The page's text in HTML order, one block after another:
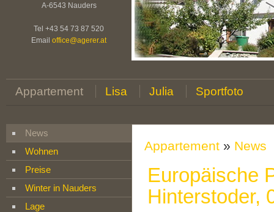
A-6543 Nauders
Tel +43 54 73 87 520
Email office@agerer.at
Appartement Lisa Julia Sportfoto
News
Wohnen
Preise
Winter in Nauders
Lage
Appartement » News
Europäische
Hinterstoder,